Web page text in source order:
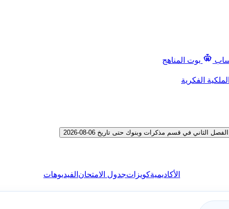
بوت المناهج
الفكرية
في قسم مذكرات وبنوك حتى تاريخ 06-08-2026
الأكاديميةكويزاتجدول الامتحان الفيديوهات